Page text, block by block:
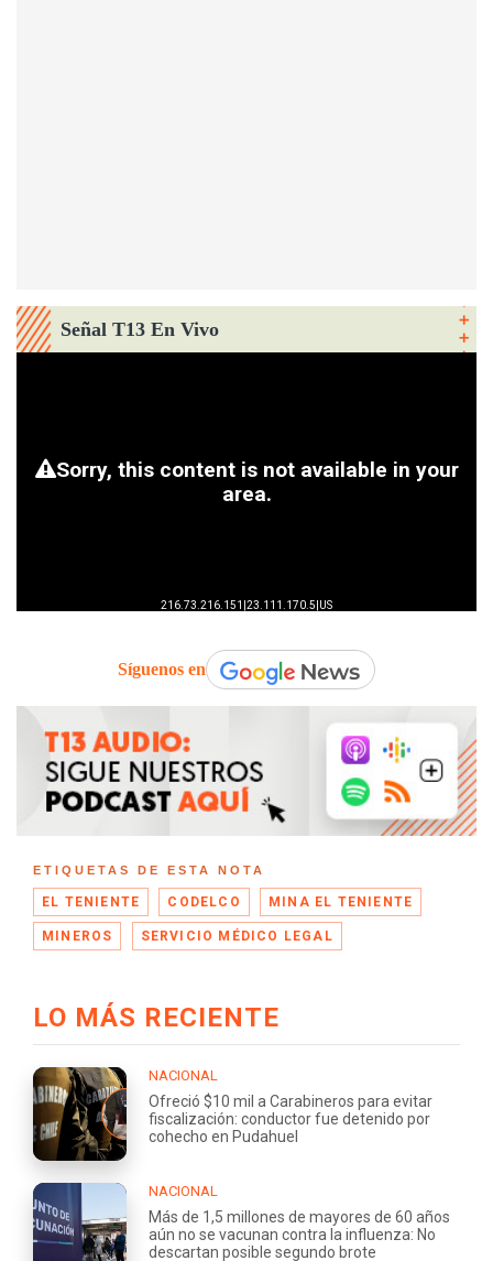
Señal T13 En Vivo
Síguenos en
ETIQUETAS DE ESTA NOTA
EL TENIENTE CODELCO MINA EL TENIENTE
MINEROS SERVICIO MÉDICO LEGAL
LO MÁS RECIENTE
NACIONAL
Ofreció $10 mil a Carabineros para evitar
fiscalización: conductor fue detenido por
cohecho en Pudahuel
NACIONAL
Más de 1,5 millones de mayores de 60 años
aún no se vacunan contra la influenza: No
descartan posible segundo brote